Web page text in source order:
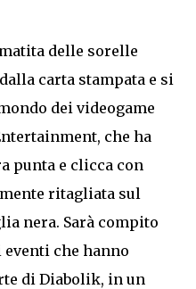
delle sorelle
carta stampata e si
dei videogame
che ha
punta e clicca con
ritagliata sul
nera. Sarà compito
che hanno
di Diabolik, in un